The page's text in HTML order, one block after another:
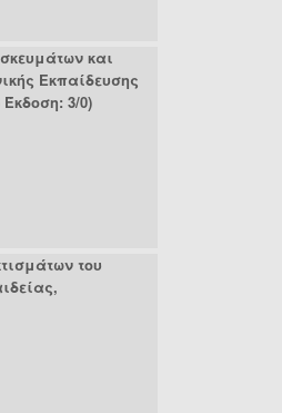
και
Eκπαίδευσης
3/0)
του